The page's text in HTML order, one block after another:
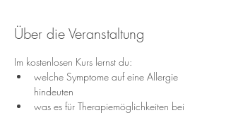
Über die Veranstaltung
Im kostenlosen Kurs lernst du:
welche Symptome auf eine Allergie
hindeuten
was es für Therapiemöglichkeiten bei